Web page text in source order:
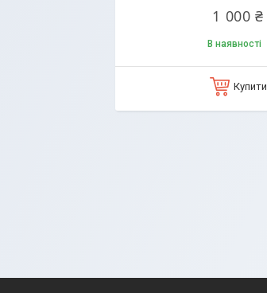
1 000 ₴
В наявності
Купити